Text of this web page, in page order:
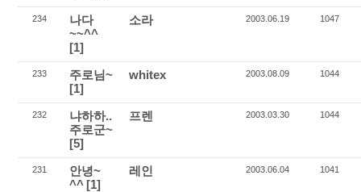
234
나다
~~^^
[1]
소라 2003.06.19 1047
233
주로님~
[1]
whitex 2003.08.09 1044
232
냐하하..
주로군~
[5]
프렌 2003.03.30 1044
231
안녕~
^^ [1]
레인 2003.06.04 1041